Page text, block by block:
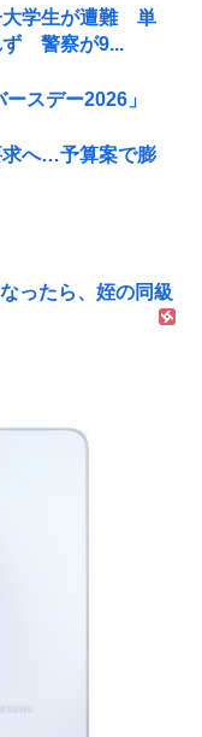
大学生が遭難 単
ず 警察が9...
スデー2026」
求へ…予算案で膨
ったら、姪の同級